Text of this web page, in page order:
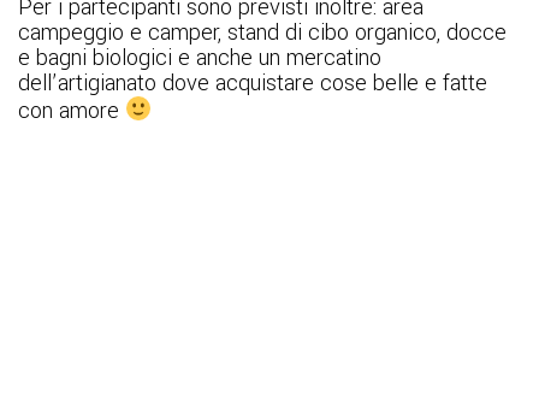
Per i partecipanti sono previsti inoltre: area
campeggio e camper, stand di cibo organico, docce
e bagni biologici e anche un mercatino
dell’artigianato dove acquistare cose belle e fatte
con amore